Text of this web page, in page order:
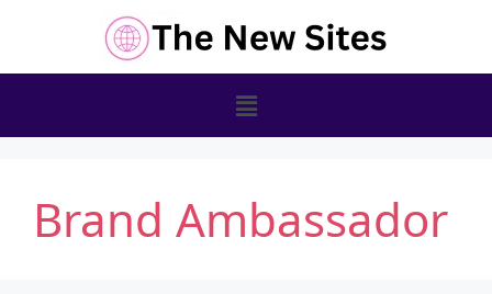
Brand Ambassador